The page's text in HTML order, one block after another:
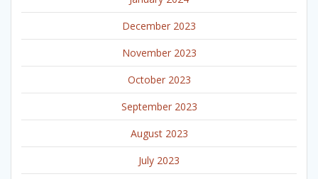
December 2023
November 2023
October 2023
September 2023
August 2023
July 2023